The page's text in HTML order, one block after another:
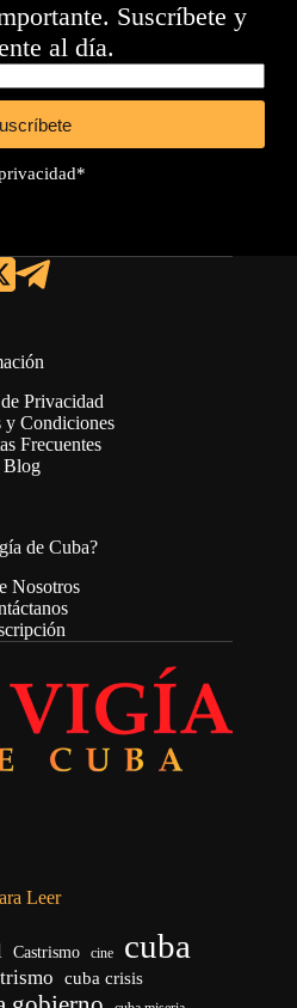
Suscríbete y
al día.
*
Privacidad
y Condiciones
Frecuentes
Blog
de Cuba?
Nosotros
Leer
Castrismo cine cuba
cuba crisis